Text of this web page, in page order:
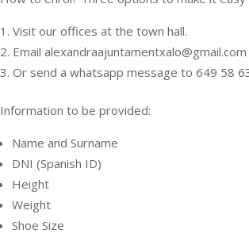
Visit our offices at the town hall.
Email alexandraajuntamentxalo@gmail.com
Or send a whatsapp message to 649 58
Information to be provided:
Name and Surname
DNI (Spanish ID)
Height
Weight
Shoe Size